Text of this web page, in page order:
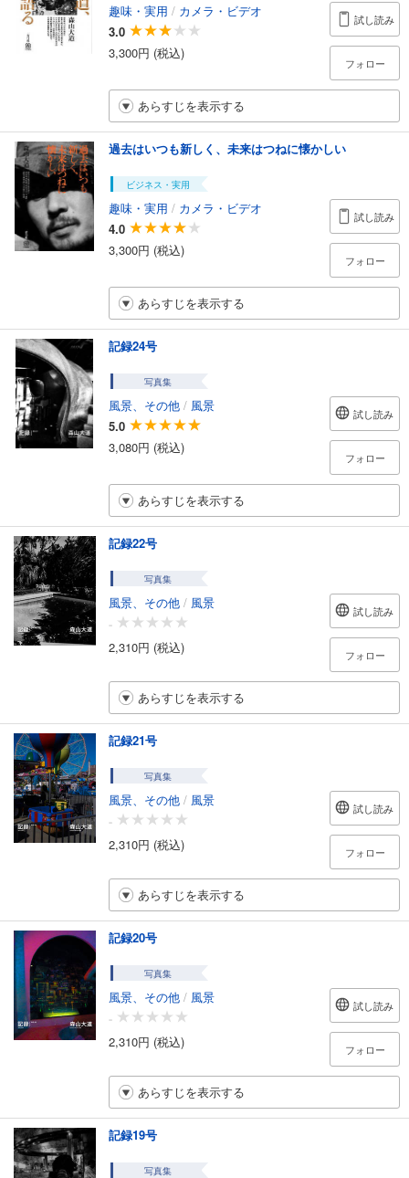
趣味・実用 / カメラ・ビデオ
3.0
3,300円 (税込)
試し読み
フォロー
あらすじを表示する
過去はいつも新しく、未来はつねに懐かしい
ビジネス・実用
趣味・実用 / カメラ・ビデオ
4.0
3,300円 (税込)
試し読み
フォロー
あらすじを表示する
記録24号
写真集
風景、その他 / 風景
5.0
3,080円 (税込)
試し読み
フォロー
あらすじを表示する
記録22号
写真集
風景、その他 / 風景
-
2,310円 (税込)
試し読み
フォロー
あらすじを表示する
記録21号
写真集
風景、その他 / 風景
-
2,310円 (税込)
試し読み
フォロー
あらすじを表示する
記録20号
写真集
風景、その他 / 風景
-
2,310円 (税込)
試し読み
フォロー
あらすじを表示する
記録19号
写真集